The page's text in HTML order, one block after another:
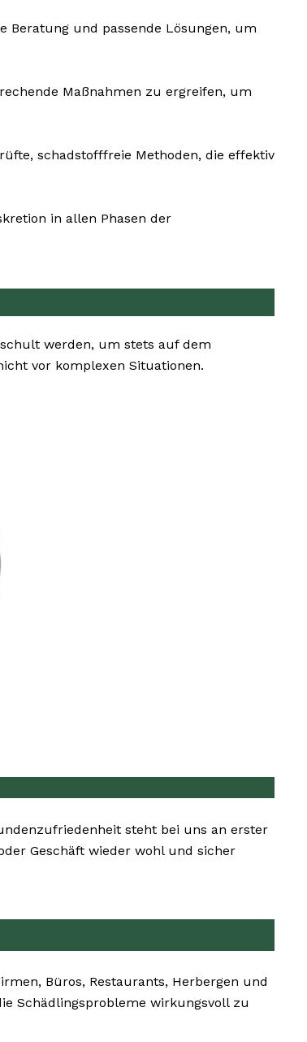
Beratung und passende Lösungen, um
Maßnahmen zu ergreifen, um
schadstofffreie Methoden, die effektiv
in allen Phasen der
werden, um stets auf dem
vor komplexen Situationen.
steht bei uns an erster
Geschäft wieder wohl und sicher
Büros, Restaurants, Herbergen und
Schädlingsprobleme wirkungsvoll zu